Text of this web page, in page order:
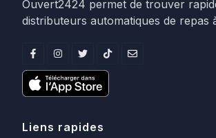
Ouvert2424 permet de trouver
distributeurs automatiques de repas
Liens rapides